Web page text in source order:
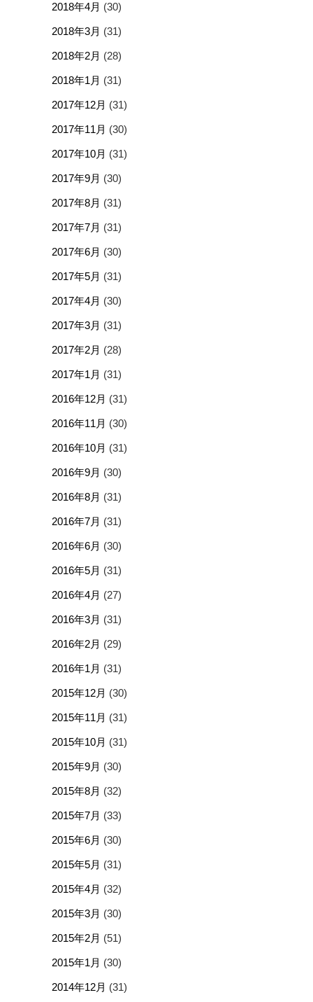
2018年4月 (30)
2018年3月 (31)
2018年2月 (28)
2018年1月 (31)
2017年12月 (31)
2017年11月 (30)
2017年10月 (31)
2017年9月 (30)
2017年8月 (31)
2017年7月 (31)
2017年6月 (30)
2017年5月 (31)
2017年4月 (30)
2017年3月 (31)
2017年2月 (28)
2017年1月 (31)
2016年12月 (31)
2016年11月 (30)
2016年10月 (31)
2016年9月 (30)
2016年8月 (31)
2016年7月 (31)
2016年6月 (30)
2016年5月 (31)
2016年4月 (27)
2016年3月 (31)
2016年2月 (29)
2016年1月 (31)
2015年12月 (30)
2015年11月 (31)
2015年10月 (31)
2015年9月 (30)
2015年8月 (32)
2015年7月 (33)
2015年6月 (30)
2015年5月 (31)
2015年4月 (32)
2015年3月 (30)
2015年2月 (51)
2015年1月 (30)
2014年12月 (31)